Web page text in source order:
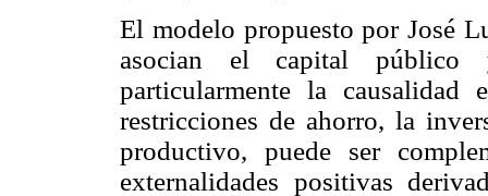
El modelo propuesto por José
asocian el capital público
particularmente la
restricciones de ahorro, la
productivo, puede ser
externalidades positivas